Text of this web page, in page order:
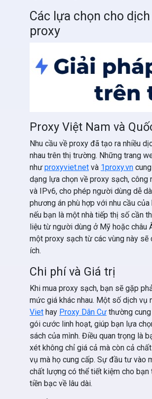
Các lựa chọn cho dịch
proxy
Proxy Việt Nam và
Nhu cầu về proxy đã tạo ra nhiều
nhau trên thị trường. Những trang
như proxyviet.net và 1proxy.vn
dạng lựa chọn về proxy sạch, công
và IPv6, cho phép người dùng dễ
phương án phù hợp với nhu cầu của
nếu bạn là một nhà tiếp thị số cần
liệu từ người dùng ở Mỹ hoặc châu
một proxy sạch từ các vùng này sẽ
ích.
Chi phí và Giá trị
Khi mua proxy sạch, bạn sẽ gặp
mức giá khác nhau. Một số dịch vụ
Viet hay Proxy Dân Cư thường
gói cước linh hoạt, giúp bạn lựa
sách của mình. Điều quan trọng là
xét không chỉ giá cả mà còn cả
vụ mà họ cung cấp. Sự đầu tư vào
chất lượng có thể tiết kiệm cho bạn
tiền bạc về lâu dài.